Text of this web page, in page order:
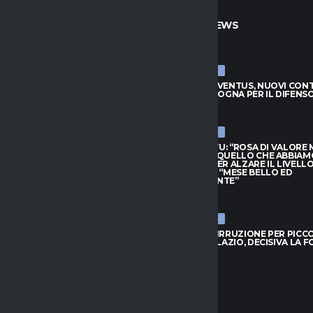
ULTIME NEWS
ULTIME NEWS
LUCUMÍ-JUVENTUS, NUOVI
CON IL BOLOGNA PER IL
ULTIME NEWS
INTER, CHIVU: “ROSA DI VALORE
SAPPIAMO QUELLO CHE
BISOGNO PER ALZARE IL
PROVEDEL: “MESE BELLO ED
EMOZIONANTE”
ULTIME NEWS
BOLOGNA, IRRUZIONE PER
A GENOA E LAZIO, DECISIVA LA